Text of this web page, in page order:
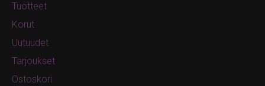
Tuotteet
Korut
Uutuudet
Tarjoukset
Ostoskori